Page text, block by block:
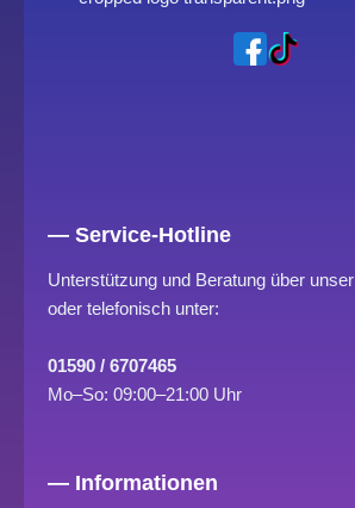
— Service-Hotline
Unterstützung und Beratung über unser
oder telefonisch unter:
01590 / 6707465
Mo–So: 09:00–21:00 Uhr
— Informationen